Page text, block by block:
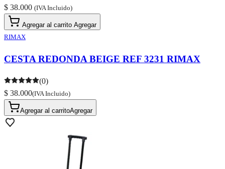
$ 38.000 (IVA Incluido)
Agregar al carrito Agregar
RIMAX
CESTA REDONDA BEIGE REF 3231 RIMAX
(0)
$ 38.000(IVA Incluido)
Agregar al carritoAgregar